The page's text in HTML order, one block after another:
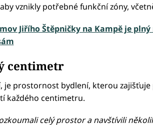
vznikly potřebné funkční zóny,
Jiřího Štěpničky na Kampě je
centimetr
je prostornost bydlení, kterou zajišťuje
každého centimetru.
celý prostor a navštívili